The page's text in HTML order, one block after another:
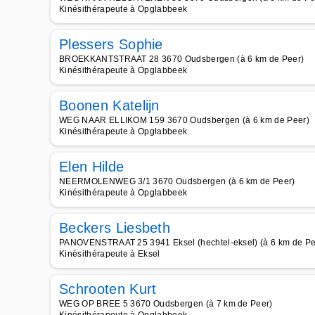
Kinésithérapeute à Opglabbeek
Plessers Sophie
BROEKKANTSTRAAT 28 3670 Oudsbergen (à 6 km de Peer)
Kinésithérapeute à Opglabbeek
Boonen Katelijn
WEG NAAR ELLIKOM 159 3670 Oudsbergen (à 6 km de Peer)
Kinésithérapeute à Opglabbeek
Elen Hilde
NEERMOLENWEG 3/1 3670 Oudsbergen (à 6 km de Peer)
Kinésithérapeute à Opglabbeek
Beckers Liesbeth
PANOVENSTRAAT 25 3941 Eksel (hechtel-eksel) (à 6 km de
Kinésithérapeute à Eksel
Schrooten Kurt
WEG OP BREE 5 3670 Oudsbergen (à 7 km de Peer)